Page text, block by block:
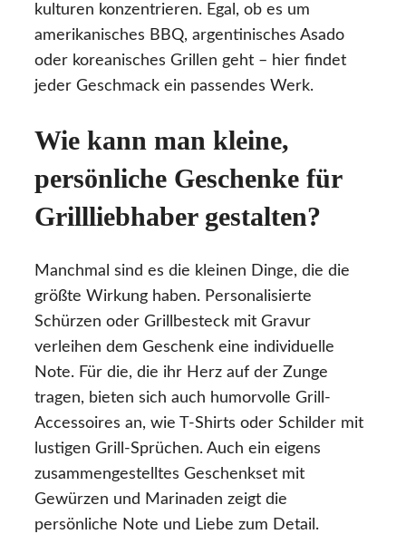
kulturen konzentrieren. Egal, ob es um
amerikanisches BBQ, argentinisches Asado
oder koreanisches Grillen geht – hier findet
jeder Geschmack ein passendes Werk.
Wie kann man kleine,
persönliche Geschenke für
Grillliebhaber gestalten?
Manchmal sind es die kleinen Dinge, die die
größte Wirkung haben. Personalisierte
Schürzen oder Grillbesteck mit Gravur
verleihen dem Geschenk eine individuelle
Note. Für die, die ihr Herz auf der Zunge
tragen, bieten sich auch humorvolle Grill-
Accessoires an, wie T-Shirts oder Schilder mit
lustigen Grill-Sprüchen. Auch ein eigens
zusammengestelltes Geschenkset mit
Gewürzen und Marinaden zeigt die
persönliche Note und Liebe zum Detail.